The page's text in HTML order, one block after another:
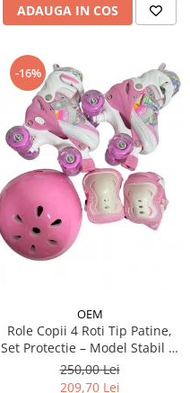
ADAUGA IN COS
-16%
OEM
Role Copii 4 Roti Tip Patine,
Set Protectie – Model Stabil si
Reglabil - Roz
250,00 Lei
209,70 Lei